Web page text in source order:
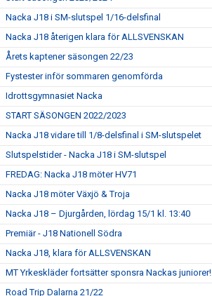
Nacka J18 i SM-slutspel 1/16-delsfinal
Nacka J18 återigen klara för ALLSVENSKAN
Årets kaptener säsongen 22/23
Fystester inför sommaren genomförda
Idrottsgymnasiet Nacka
START SÄSONGEN 2022/2023
Nacka J18 vidare till 1/8-delsfinal i SM-slutspelet
Slutspelstider - Nacka J18 i SM-slutspel
FREDAG: Nacka J18 möter HV71
Nacka J18 möter Växjö & Troja
Nacka J18 – Djurgården, lördag 15/1 kl. 13:40
Premiär - J18 Nationell Södra
Nacka J18, klara för ALLSVENSKAN
MT Yrkeskläder fortsätter sponsra Nackas juniorer!
Road Trip Dalarna 21/22